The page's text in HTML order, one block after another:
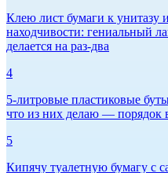
Клею лист бумаги к унитазу
находчивости: гениальный
делается на раз-два
4
5-литровые пластиковые
что из них делаю — порядок
5
Кипячу туалетную бумагу с